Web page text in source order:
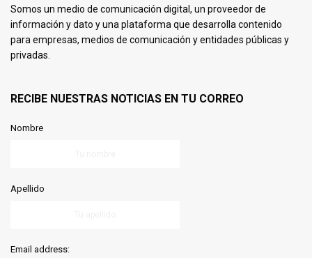
Somos un medio de comunicación digital, un proveedor de
información y dato y una plataforma que desarrolla contenido
para empresas, medios de comunicación y entidades públicas y
privadas.
RECIBE NUESTRAS NOTICIAS EN TU CORREO
Nombre
Apellido
Email address: